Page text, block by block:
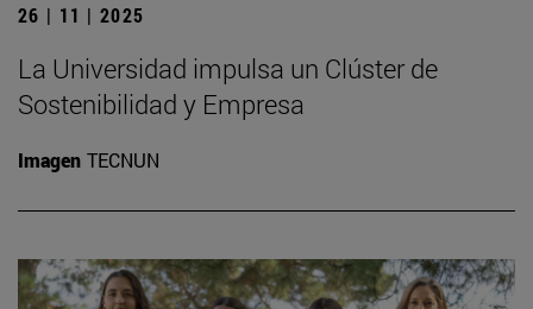
26 | 11 | 2025
La Universidad impulsa un Clúster de
Sostenibilidad y Empresa
Imagen TECNUN